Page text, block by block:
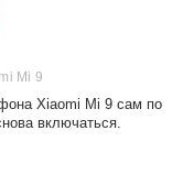
Mi 9
Xiaomi Mi 9 сам по
включаться.